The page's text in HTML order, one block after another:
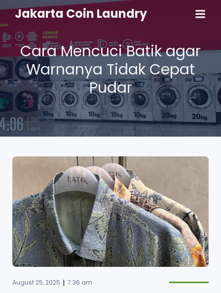
Jakarta Coin Laundry
Cara Mencuci Batik agar
Warnanya Tidak Cepat
Pudar
August 25, 2025 | 7:36 am